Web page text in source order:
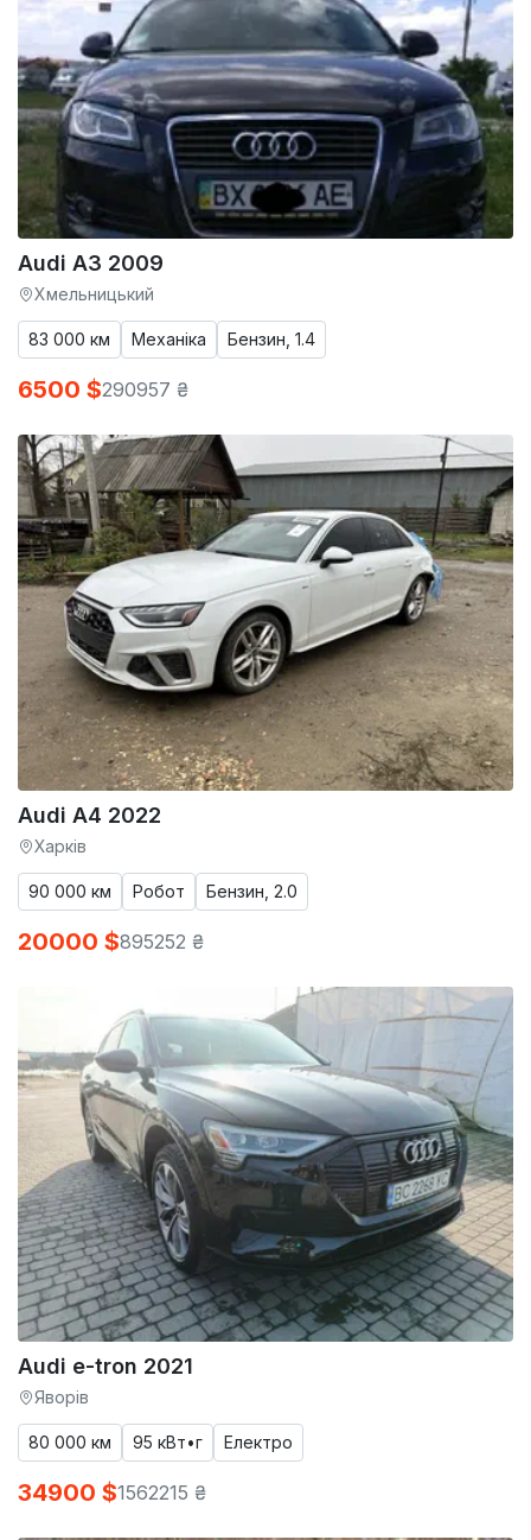
Audi A3 2009
Хмельницький
83 000 км Механіка Бензин, 1.4
6500 $290957 ₴
Audi A4 2022
Харків
90 000 км Робот Бензин, 2.0
20000 $895252 ₴
Audi e-tron 2021
Яворів
80 000 км 95 кВт•г Електро
34900 $1562215 ₴